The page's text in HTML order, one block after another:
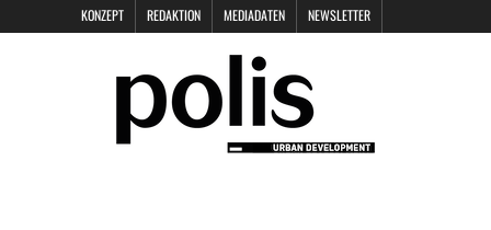
KONZEPT REDAKTION MEDIADATEN NEWSLETTER
DATENSCHUTZ